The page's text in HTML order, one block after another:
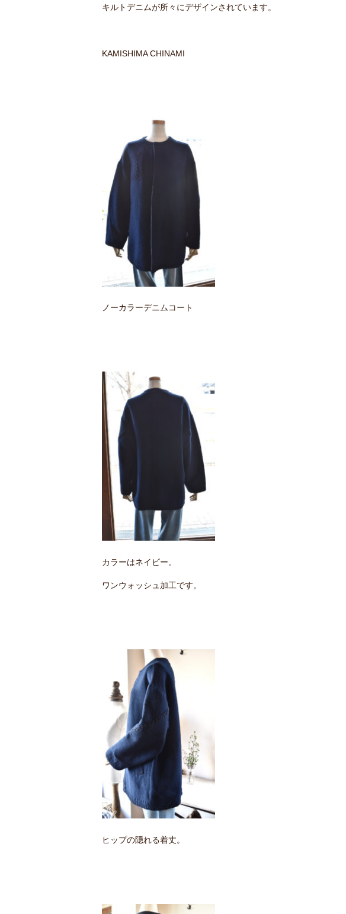
キルトデニムが所々にデザインされています。
KAMISHIMA CHINAMI
ノーカラーデニムコート
カラーはネイビー。
ワンウォッシュ加工です。
ヒップの隠れる着丈。